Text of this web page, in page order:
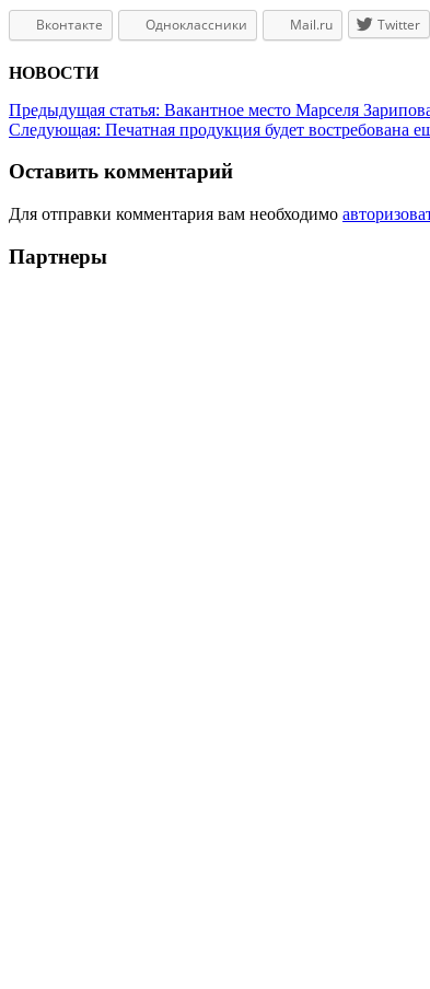
Вконтакте Одноклассники Mail.ru Twitter
НОВОСТИ
Предыдущая статья: Вакантное место Марселя
Следующая: Печатная продукция будет востребована
Оставить комментарий
Для отправки комментария вам необходимо
Партнеры